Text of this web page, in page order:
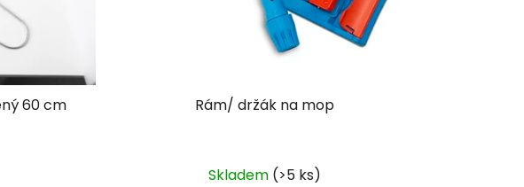
60 cm Rám/ držák na mop
Skladem (>5 ks)